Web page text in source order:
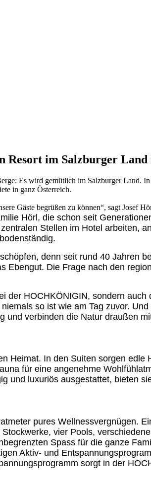
im Salzburger Land
Es wird gemütlich im Salzburger
in ganz Österreich.
Gäste begrüßen zu können“, sagt Josef
Hörl, die schon seit
Stellen im Hotel arbeiten,
denn seit rund 40 Jahren
Ebengut. Die Frage nach den
HOCHKÖNIGIN, sondern
so ist wie am Tag zuvor.
und verbinden die Natur draußen
Heimat. In den Suiten sorgen
für eine angenehme
und luxuriös ausgestattet, bieten
pures Wellnessvergnügen.
vier Pools,
Spass für die ganze
Aktiv- und
sorgt in der